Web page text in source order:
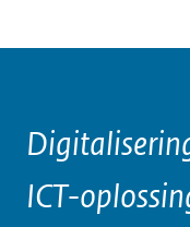
ICT-